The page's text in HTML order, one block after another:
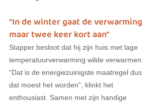
"In de winter gaat de verwarming
maar twee keer kort aan"
Stapper besloot dat hij zijn huis met lage
temperatuurverwarming wilde verwarmen.
“Dat is de energiezuinigste maatregel dus
dat moest het worden”, klinkt het
enthousiast. Samen met zijn handige